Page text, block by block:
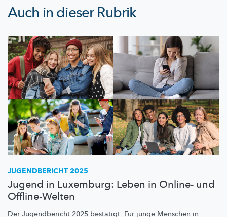
Auch in dieser Rubrik
JUGENDBERICHT 2025
Jugend in Luxemburg: Leben in Online- und
Offline-Welten
Der Jugendbericht 2025 bestätigt: Für junge Menschen in